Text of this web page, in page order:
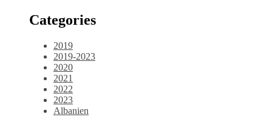
Categories
2019
2019-2023
2020
2021
2022
2023
Albanien